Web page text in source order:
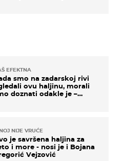
EFEKTNA
smo na zadarskoj rivi
ovu haljinu, morali
doznati odakle je –
NIJE VRUĆE
je savršena haljina za
i more - nosi je i Bojana
Vejzović